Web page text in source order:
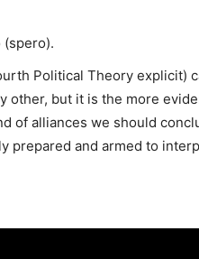
Political Theory explicit)
other, but it is the more
of alliances we should
prepared and armed to